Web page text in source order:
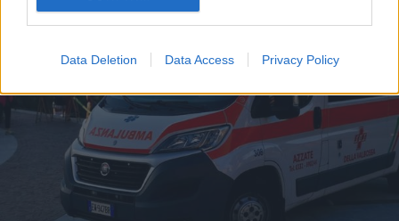
Data Deletion Data Access Privacy Policy